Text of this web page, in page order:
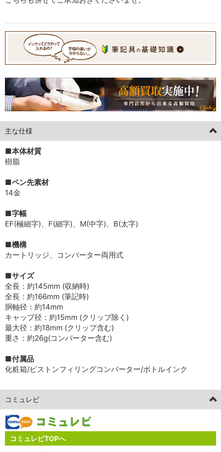
主な仕様
■本体材質
樹脂
■ペン先素材
14金
■字幅
EF(極細字)、F(細字)、M(中字)、B(太字)
■機構
カートリッジ、コンバーター両用式
■サイズ
全長：約145mm (収納時)
全長：約166mm (筆記時)
胴軸径：約14mm
キャップ径：約15mm (クリップ除く)
最大径：約18mm (クリップ含む)
重さ：約26g(コンバーター含む)
■付属品
化粧箱/ピストンフィリングコンバーター/ボトルインク
コミュレビ
コミュレビTOPへ